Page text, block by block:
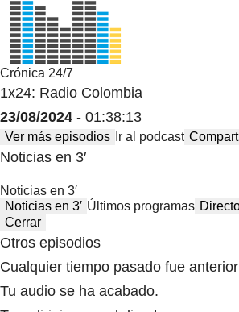
Crónica 24/7
1x24: Radio Colombia
23/08/2024 - 01:38:13
Ver más episodios Ir al podcast
Noticias en 3′
Noticias en 3′
Noticias en 3′ Últimos programas
Cerrar
Otros episodios
Cualquier tiempo pasado fue anterior
Tu audio se ha acabado.